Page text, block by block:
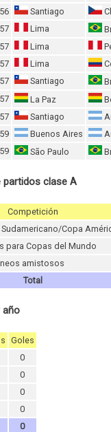
Santiago
Lima
Lima
Lima
Santiago
La Paz
Santiago
Buenos Aires
São Paulo
partidos clase A
Competición
Copa
para Copas del Mundo
amistosos
Total
año
Goles
0
0
0
0
0